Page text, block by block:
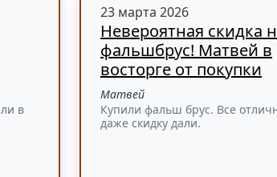
в
23 марта 2026
Невероятная скидка
фальшбрус! Матвей в
восторге от покупки
Матвей
Купили фальш брус. Все
даже скидку дали.